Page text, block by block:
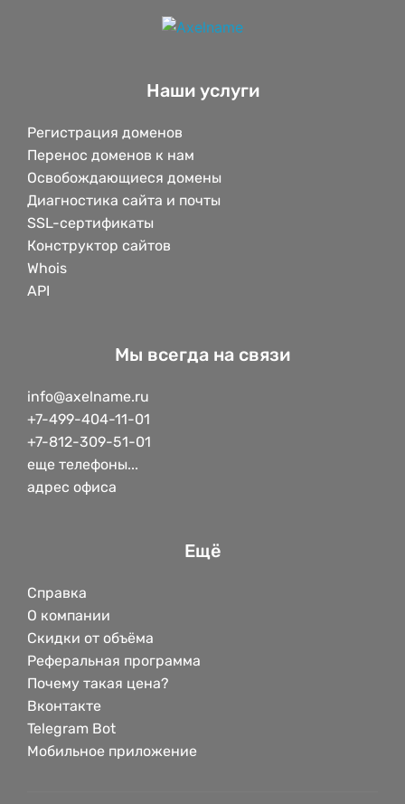
Наши услуги
Регистрация доменов
Перенос доменов к нам
Освобождающиеся домены
Диагностика сайта и почты
SSL-сертификаты
Конструктор сайтов
Whois
API
Мы всегда на связи
info@axelname.ru
+7-499-404-11-01
+7-812-309-51-01
еще телефоны...
адрес офиса
Ещё
Справка
О компании
Скидки от объёма
Реферальная программа
Почему такая цена?
Вконтакте
Telegram Bot
Мобильное приложение